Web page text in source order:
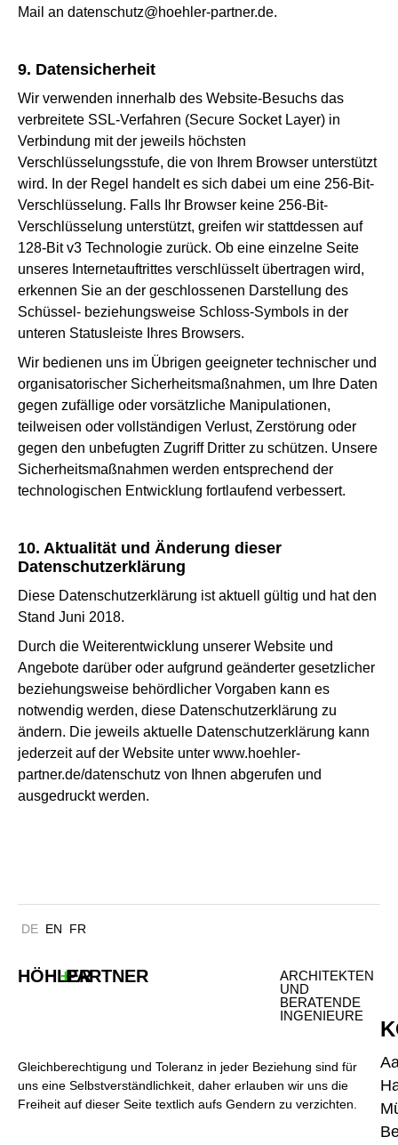
Mail an datenschutz@hoehler-partner.de.
9. Datensicherheit
Wir verwenden innerhalb des Website-Besuchs das
verbreitete SSL-Verfahren (Secure Socket Layer) in
Verbindung mit der jeweils höchsten
Verschlüsselungsstufe, die von Ihrem Browser unterstützt
wird. In der Regel handelt es sich dabei um eine 256-Bit-
Verschlüsselung. Falls Ihr Browser keine 256-Bit-
Verschlüsselung unterstützt, greifen wir stattdessen auf
128-Bit v3 Technologie zurück. Ob eine einzelne Seite
unseres Internetauftrittes verschlüsselt übertragen wird,
erkennen Sie an der geschlossenen Darstellung des
Schüssel- beziehungsweise Schloss-Symbols in der
unteren Statusleiste Ihres Browsers.
Wir bedienen uns im Übrigen geeigneter technischer und
organisatorischer Sicherheitsmaßnahmen, um Ihre Daten
gegen zufällige oder vorsätzliche Manipulationen,
teilweisen oder vollständigen Verlust, Zerstörung oder
gegen den unbefugten Zugriff Dritter zu schützen. Unsere
Sicherheitsmaßnahmen werden entsprechend der
technologischen Entwicklung fortlaufend verbessert.
10. Aktualität und Änderung dieser
Datenschutzerklärung
Diese Datenschutzerklärung ist aktuell gültig und hat den
Stand Juni 2018.
Durch die Weiterentwicklung unserer Website und
Angebote darüber oder aufgrund geänderter gesetzlicher
beziehungsweise behördlicher Vorgaben kann es
notwendig werden, diese Datenschutzerklärung zu
ändern. Die jeweils aktuelle Datenschutzerklärung kann
jederzeit auf der Website unter www.hoehler-
partner.de/datenschutz von Ihnen abgerufen und
ausgedruckt werden.
DE EN FR
HÖHLER
+PARTNER
ARCHITEKTEN
UND
BERATENDE
INGENIEURE
Gleichberechtigung und Toleranz in jeder Beziehung sind für
uns eine Selbstverständlichkeit, daher erlauben wir uns die
Freiheit auf dieser Seite textlich aufs Gendern zu verzichten.